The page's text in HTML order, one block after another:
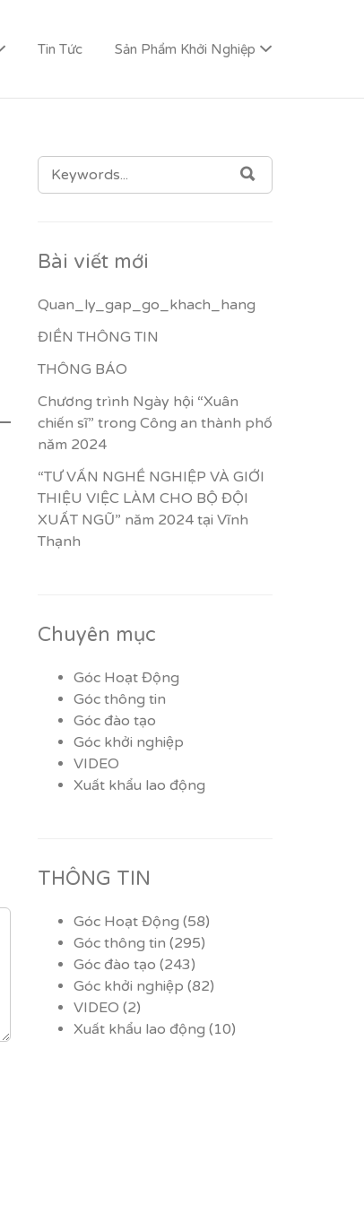
Tin Tức Sản Phẩm Khởi Nghiệp
SEARCH
FOR:
Bài viết mới
Quan_ly_gap_go_khach_hang
ĐIỀN THÔNG TIN
THÔNG BÁO
Chương trình Ngày hội “Xuân
chiến sĩ” trong Công an thành phố
năm 2024
“TƯ VẤN NGHỀ NGHIỆP VÀ GIỚI
THIỆU VIỆC LÀM CHO BỘ ĐỘI
XUẤT NGŨ” năm 2024 tại Vĩnh
Thạnh
Chuyên mục
Góc Hoạt Động
Góc thông tin
Góc đào tạo
Góc khởi nghiệp
VIDEO
Xuất khẩu lao động
THÔNG TIN
Góc Hoạt Động (58)
Góc thông tin (295)
Góc đào tạo (243)
Góc khởi nghiệp (82)
VIDEO (2)
Xuất khẩu lao động (10)